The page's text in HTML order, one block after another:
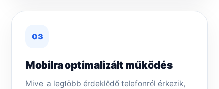
03
Mobilra optimalizált működés
Mivel a legtöbb érdeklődő telefonról érkezik,